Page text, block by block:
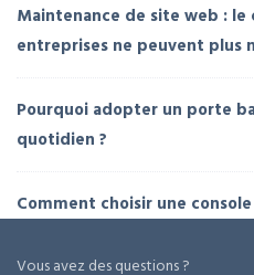
Maintenance de site web :
entreprises ne peuvent plus
Pourquoi adopter un porte
quotidien ?
Comment choisir une
Vous avez des questions ?